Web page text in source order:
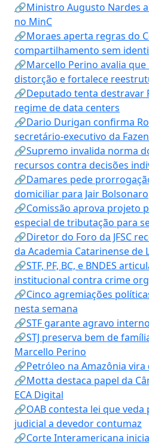
🔗Ministro Augusto Nardes
no MinC
🔗Moraes aperta regras do
compartilhamento sem
🔗Marcello Perino avalia que
distorção e fortalece
🔗Deputado tenta destravar
regime de data centers
🔗Dario Durigan confirma
secretário-executivo da
🔗Supremo invalida norma
recursos contra decisões
🔗Damares pede
domiciliar para Jair Bolsonaro
🔗Comissão aprova projeto
especial de tributação para
🔗Diretor do Foro da JFSC
da Academia Catarinense de
🔗STF, PF, BC, e BNDES
institucional contra crime
🔗Cinco agremiações
nesta semana
🔗STF garante agravo
🔗STJ preserva bem de
Marcello Perino
🔗Petróleo na Amazônia
🔗Motta destaca papel da
ECA Digital
🔗OAB contesta lei que
judicial a devedor contumaz
🔗Corte Interamericana